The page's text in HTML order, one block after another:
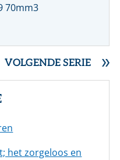
70mm3
VOLGENDE SERIE
het zorgeloos en